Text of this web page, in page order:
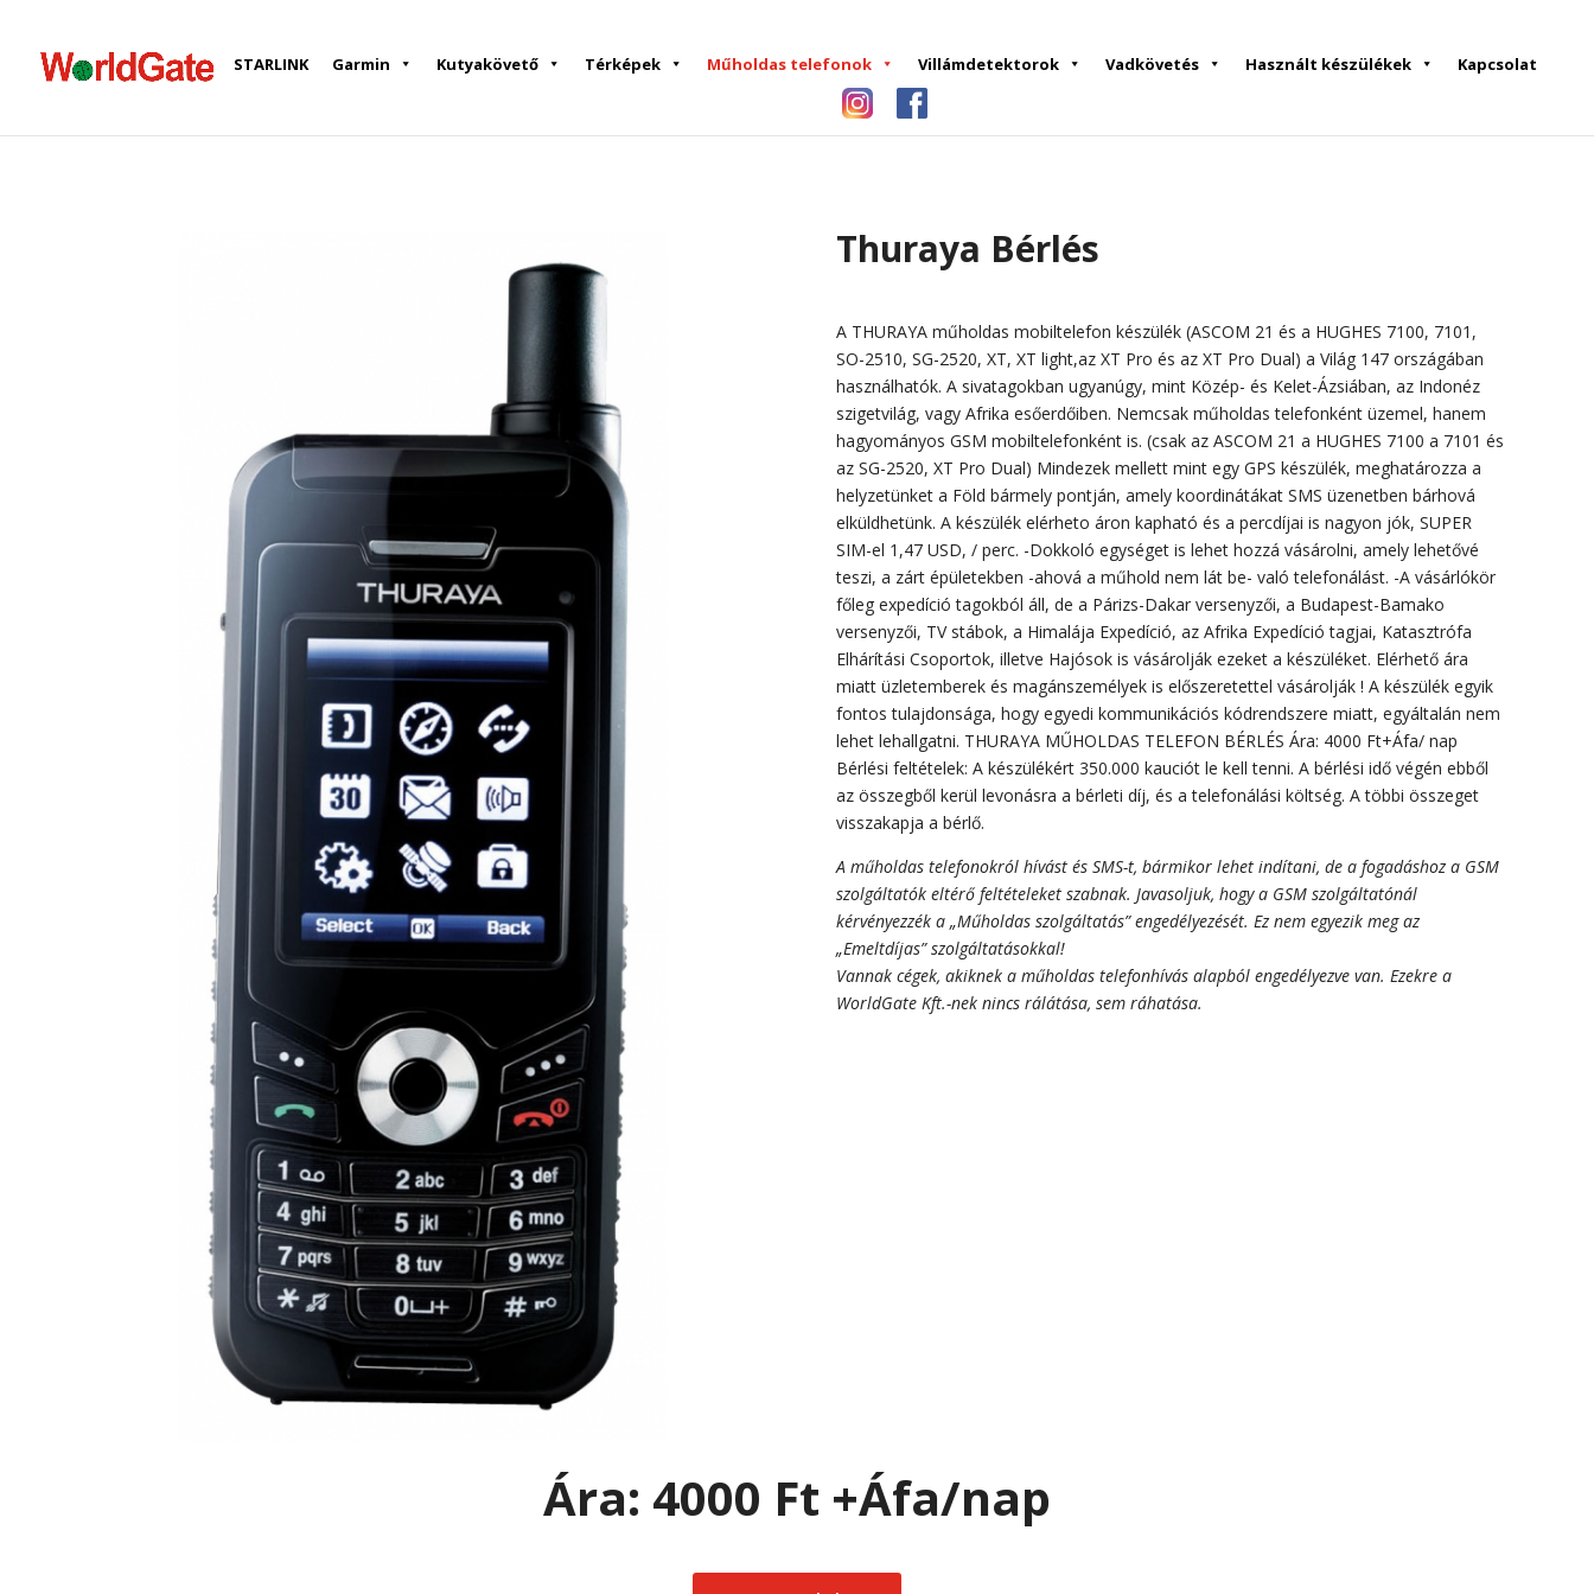
STARLINK Garmin Kutyakövető Térképek Műholdas telefonok Villámdetektorok Vadkövetés Használt készülékek Kapcsolat
Thuraya Bérlés
A THURAYA műholdas mobiltelefon készülék (ASCOM 21 és a HUGHES 7100, 7101,
SO-2510, SG-2520, XT, XT light,az XT Pro és az XT Pro Dual) a Világ 147 országában
használhatók. A sivatagokban ugyanúgy, mint Közép- és Kelet-Ázsiában, az Indonéz
szigetvilág, vagy Afrika esőerdőiben. Nemcsak műholdas telefonként üzemel, hanem
hagyományos GSM mobiltelefonként is. (csak az ASCOM 21 a HUGHES 7100 a 7101 és
az SG-2520, XT Pro Dual) Mindezek mellett mint egy GPS készülék, meghatározza a
helyzetünket a Föld bármely pontján, amely koordinátákat SMS üzenetben bárhová
elküldhetünk. A készülék elérheto áron kapható és a percdíjai is nagyon jók, SUPER
SIM-el 1,47 USD, / perc. -Dokkoló egységet is lehet hozzá vásárolni, amely lehetővé
teszi, a zárt épületekben -ahová a műhold nem lát be- való telefonálást. -A vásárlókör
főleg expedíció tagokból áll, de a Párizs-Dakar versenyzői, a Budapest-Bamako
versenyzői, TV stábok, a Himalája Expedíció, az Afrika Expedíció tagjai, Katasztrófa
Elhárítási Csoportok, illetve Hajósok is vásárolják ezeket a készüléket. Elérhető ára
miatt üzletemberek és magánszemélyek is előszeretettel vásárolják ! A készülék egyik
fontos tulajdonsága, hogy egyedi kommunikációs kódrendszere miatt, egyáltalán nem
lehet lehallgatni. THURAYA MŰHOLDAS TELEFON BÉRLÉS Ára: 4000 Ft+Áfa/ nap
Bérlési feltételek: A készülékért 350.000 kauciót le kell tenni. A bérlési idő végén ebből
az összegből kerül levonásra a bérleti díj, és a telefonálási költség. A többi összeget
visszakapja a bérlő.
A műholdas telefonokról hívást és SMS-t, bármikor lehet indítani, de a fogadáshoz a GSM
szolgáltatók eltérő feltételeket szabnak. Javasoljuk, hogy a GSM szolgáltatónál
kérvényezzék a „Műholdas szolgáltatás” engedélyezését. Ez nem egyezik meg az
„Emeltdíjas” szolgáltatásokkal!
Vannak cégek, akiknek a műholdas telefonhívás alapból engedélyezve van. Ezekre a
WorldGate Kft.-nek nincs rálátása, sem ráhatása.
Ára: 4000 Ft +Áfa/nap